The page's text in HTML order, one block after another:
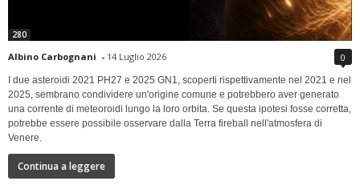
280
Albino Carbognani - 14 Luglio 2026 0
I due asteroidi 2021 PH27 e 2025 GN1, scoperti rispettivamente nel 2021 e nel
2025, sembrano condividere un'origine comune e potrebbero aver generato
una corrente di meteoroidi lungo la loro orbita. Se questa ipotesi fosse corretta,
potrebbe essere possibile osservare dalla Terra fireball nell'atmosfera di
Venere.
Continua a leggere